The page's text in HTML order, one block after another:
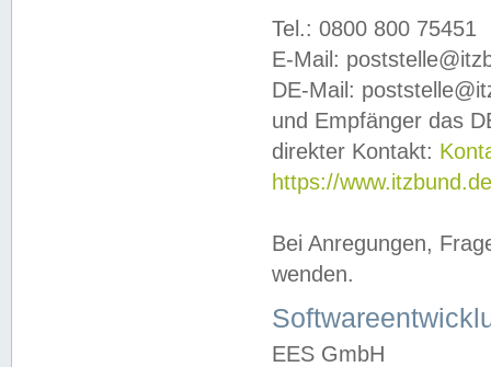
Tel.: 0800 800 75451
E-Mail:
DE-Mail:
und Empfänger das
direkter Kontakt:
https://
Bei Anregungen,
wenden.
EES GmbH